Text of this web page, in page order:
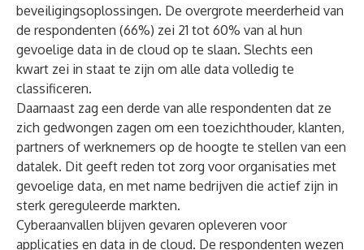
beveiligingsoplossingen. De overgrote meerderheid van
de respondenten (66%) zei 21 tot 60% van al hun
gevoelige data in de cloud op te slaan. Slechts een
kwart zei in staat te zijn om alle data volledig te
classificeren.
Daarnaast zag een derde van alle respondenten dat ze
zich gedwongen zagen om een toezichthouder, klanten,
partners of werknemers op de hoogte te stellen van een
datalek. Dit geeft reden tot zorg voor organisaties met
gevoelige data, en met name bedrijven die actief zijn in
sterk gereguleerde markten.
Cyberaanvallen blijven gevaren opleveren voor
applicaties en data in de cloud. De respondenten wezen